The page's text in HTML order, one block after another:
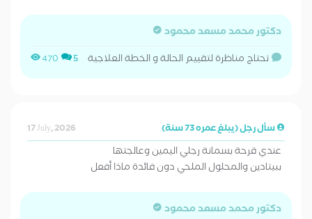
دكتور محمد مسعد محمود
470 5 تحتاج مناظرة لتقييم الحالة و الخطة العلاجية
سأل رجل (يبلغ عمره 73 سنة) 17 July, 2026
عندي قرحة بسمانة رجلي اليمين وعالجتها
ببيتادين والمحلول الملحي دون فائدة ماذا أفعل
دكتور محمد مسعد محمود